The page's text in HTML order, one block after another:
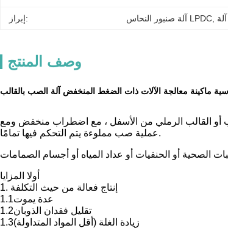
إبراز: آلة صنبور النحاس LPDC
وصف المنتج
ماكينة معالجة الآلات ذات الضغط المنخفض آلة الصب بالقالب
أو القالب الرملي من الأسفل ، مع اضطراب منخفض ومع
عملية صب مملوءة يتم التحكم فيها تمامًا.
أولا المزايا
1. إنتاج فعالة من حيث التكلفة
1.1عدة يموت
1.2تقليل فقدان الذوبان
1.3زيادة الغلة (أقل المواد المتداولة)